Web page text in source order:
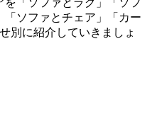
「ソファとチェア」「カー
別に紹介していきましょ